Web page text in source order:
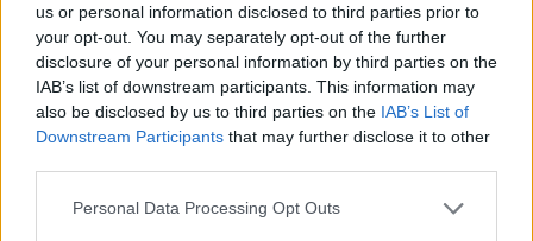
us or personal information disclosed to third parties prior to
your opt-out. You may separately opt-out of the further
disclosure of your personal information by third parties on the
IAB’s list of downstream participants. This information may
also be disclosed by us to third parties on the IAB’s List of
Downstream Participants that may further disclose it to other
Please note that this website/app uses one or more Google
Personal Data Processing Opt Outs